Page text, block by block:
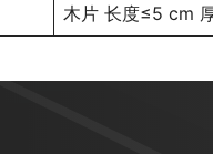
木片 长度≤5 cm